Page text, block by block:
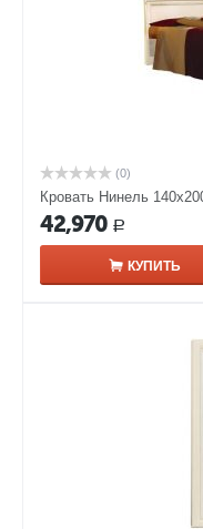
(0)
Кровать Нинель
42,970 Р
КУПИТЬ